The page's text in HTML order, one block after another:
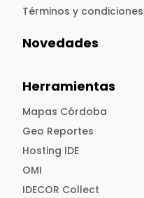
Términos y condiciones
Novedades
Herramientas
Mapas Córdoba
Geo Reportes
Hosting IDE
OMI
IDECOR Collect